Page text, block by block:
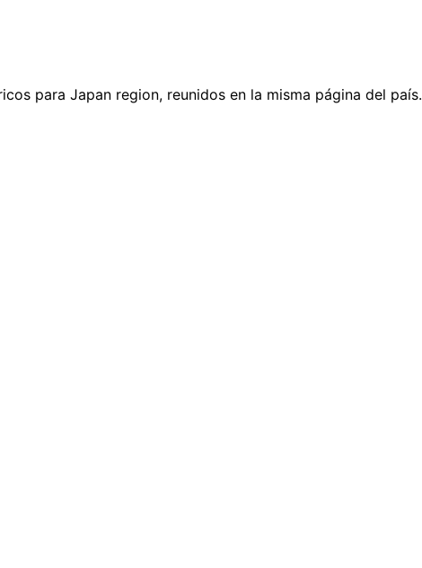
para Japan region, reunidos en la misma página del país.